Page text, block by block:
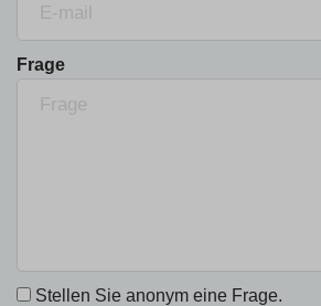
Frage
Stellen Sie anonym eine Frage.